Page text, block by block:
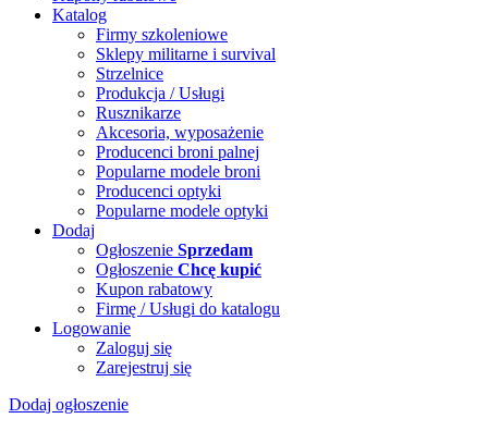
Katalog
Firmy szkoleniowe
Sklepy militarne i survival
Strzelnice
Produkcja / Usługi
Rusznikarze
Akcesoria, wyposażenie
Producenci broni palnej
Popularne modele broni
Producenci optyki
Popularne modele optyki
Dodaj
Ogłoszenie Sprzedam
Ogłoszenie Chcę kupić
Kupon rabatowy
Firmę / Usługi do katalogu
Logowanie
Zaloguj się
Zarejestruj się
Dodaj ogłoszenie